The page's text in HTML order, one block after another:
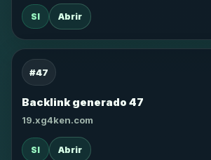
SI Abrir
#47
Backlink generado 47
19.xg4ken.com
SI Abrir